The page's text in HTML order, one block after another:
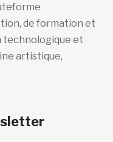
de formation et
technologique et
artistique,